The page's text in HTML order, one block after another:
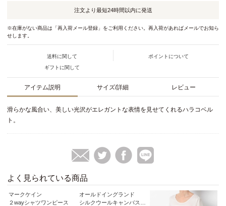
注文より最短24時間以内に発送
※在庫がない商品は「再入荷メール登録」をご利用ください。再入荷があればメールでお知ら
せします。
送料に関して
ポイントについて
ギフトに関して
アイテム説明 サイズ/詳細 レビュー
滑らかな風合い、美しい光沢がエレガントな表情を見せてくれるハラコベル
ト。
よく見られている商品
マークケイン
２wayシャツワンピース
オールドイングランド